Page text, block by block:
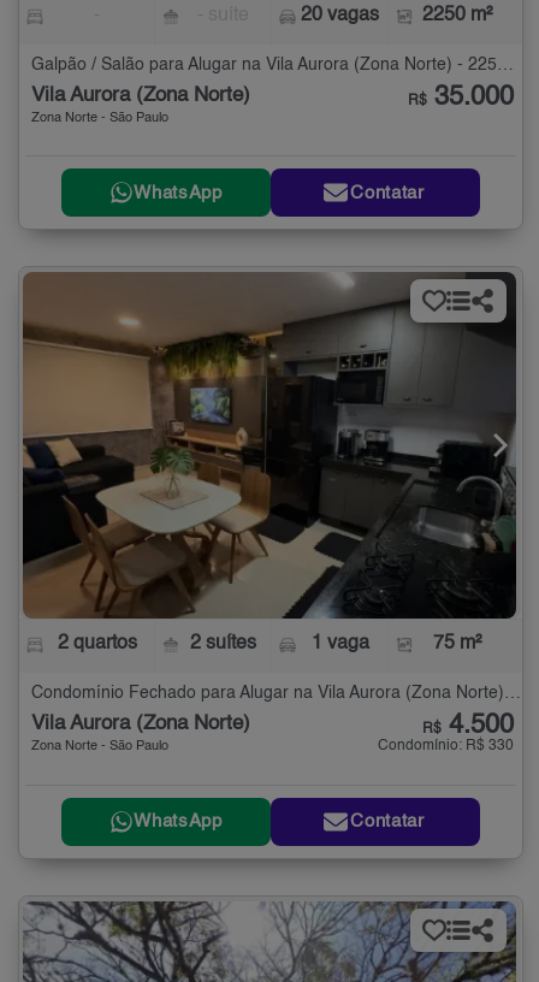
20 vagas 2250 m²
Galpão / Salão para Alugar na Vila Aurora (Zona Norte) - 2250 m²
Vila Aurora (Zona Norte)
Zona Norte - São Paulo
R$ 35.000
WhatsApp Contatar
2 quartos 2 suítes 1 vaga 75 m²
Condomínio Fechado para Alugar na Vila Aurora (Zona Norte) com 2 quartos - 75 m²
Vila Aurora (Zona Norte)
Zona Norte - São Paulo
R$ 4.500
Condomínio: R$ 330
WhatsApp Contatar